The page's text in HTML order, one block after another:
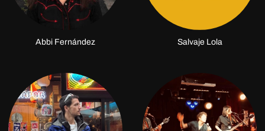
Abbi Fernández Salvaje Lola